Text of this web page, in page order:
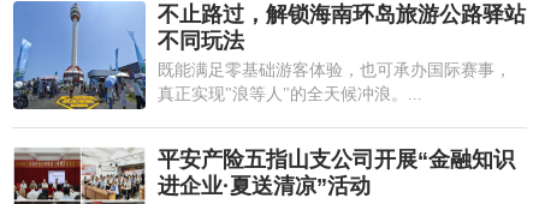
不止路过，解锁海南环岛旅游公路驿站
不同玩法
既能满足零基础游客体验，也可承办国际赛事，
真正实现"浪等人"的全天候冲浪。...
平安产险五指山支公司开展“金融知识
进企业·夏送清凉”活动